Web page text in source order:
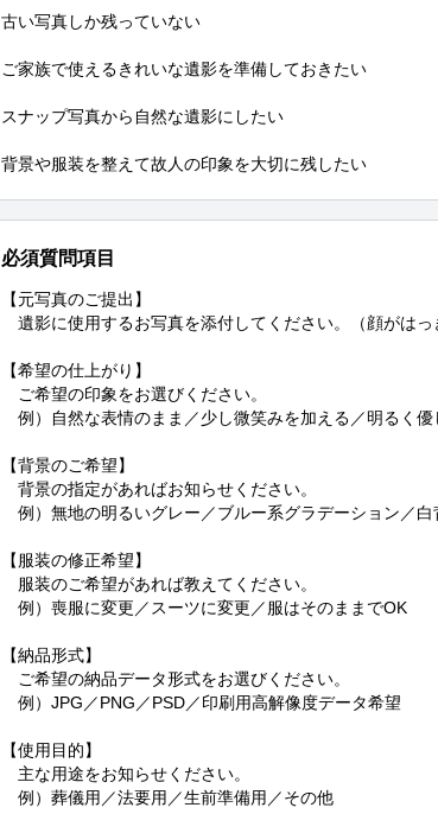
古い写真しか残っていない
ご家族で使えるきれいな遺影を準備しておきたい
スナップ写真から自然な遺影にしたい
背景や服装を整えて故人の印象を大切に残したい
必須質問項目
【元写真のご提出】
遺影に使用するお写真を添付してください。（顔がはっ
【希望の仕上がり】
ご希望の印象をお選びください。
例）自然な表情のまま／少し微笑みを加える／明るく優
【背景のご希望】
背景の指定があればお知らせください。
例）無地の明るいグレー／ブルー系グラデーション／白
【服装の修正希望】
服装のご希望があれば教えてください。
例）喪服に変更／スーツに変更／服はそのままでOK
【納品形式】
ご希望の納品データ形式をお選びください。
例）JPG／PNG／PSD／印刷用高解像度データ希望
【使用目的】
主な用途をお知らせください。
例）葬儀用／法要用／生前準備用／その他